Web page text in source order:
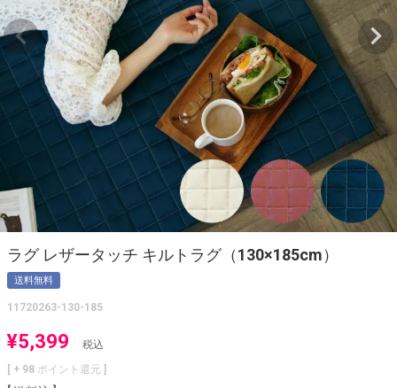
ラグ レザータッチ キルトラグ（130×185cm）
送料無料
11720263-130-185
¥5,399
税込
[ + 98 ポイント還元 ]